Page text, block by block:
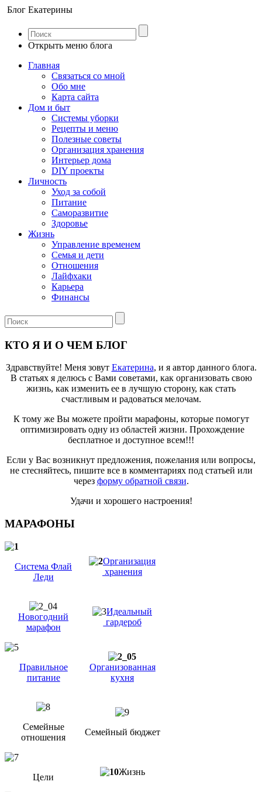
Блог Екатерины
Открыть меню блога
Главная
Связаться со мной
Обо мне
Карта сайта
Дом и быт
Системы уборки
Рецепты и меню
Полезные советы
Организация хранения
Интерьер дома
DIY проекты
Личность
Уход за собой
Питание
Саморазвитие
Здоровье
Жизнь
Управление временем
Семья и дети
Отношения
Лайфхаки
Карьера
Финансы
КТО Я И О ЧЕМ БЛОГ
Здравствуйте! Меня зовут Екатерина, и я автор данного блога.
В статьях я делюсь с Вами советами, как организовать свою
жизнь, как изменить ее в лучшую сторону, как стать
счастливым и радоваться мелочам.
К тому же Вы можете пройти марафоны, которые помогут
оптимизировать одну из областей жизни. Прохождение
бесплатное и доступное всем!!!
Если у Вас возникнут предложения, пожелания или вопросы,
не стесняйтесь, пишите все в комментариях под статьей или
через форму обратной связи.
Удачи и хорошего настроения!
МАРАФОНЫ
Система Флай
Леди
Организация
хранения
Новогодний
марафон
Идеальный
гардероб
Правильное
питание
Организованная
кухня
Семейные
отношения
Семейный бюджет
Цели
Жизнь